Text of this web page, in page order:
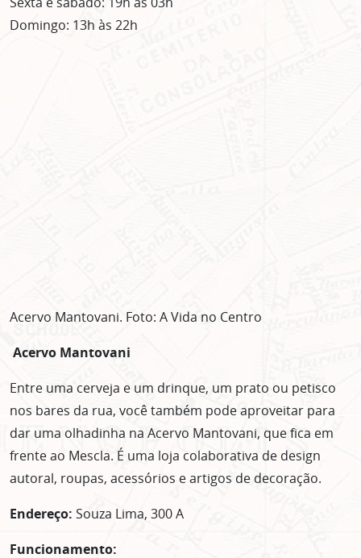
Domingo: 13h às 22h
Acervo Mantovani. Foto: A Vida no Centro
Acervo Mantovani
Entre uma cerveja e um drinque, um prato ou petisco
nos bares da rua, você também pode aproveitar para
dar uma olhadinha na Acervo Mantovani, que fica em
frente ao Mescla. É uma loja colaborativa de design
autoral, roupas, acessórios e artigos de decoração.
Endereço: Souza Lima, 300 A
Funcionamento: